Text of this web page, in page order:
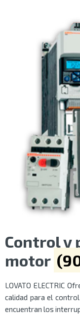
Control y
motor
LOVATO ELECTRIC
calidad para el
encuentran los